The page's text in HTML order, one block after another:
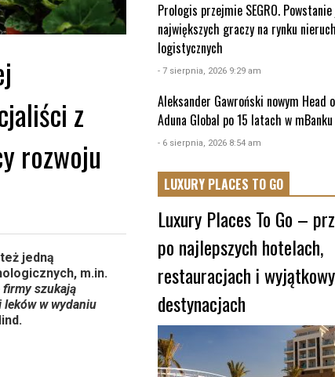
z
rozwoju
jedną
m.in.
firmy szukają
w wydaniu
Prologis przejmie SEGRO.
największych graczy na rynku
logistycznych
- 7 sierpnia, 2026 9:29 am
Aleksander Gawroński nowym Head
Aduna Global po 15 latach w mBanku
- 6 sierpnia, 2026 8:54 am
LUXURY PLACES TO GO
Luxury Places To Go –
po najlepszych hotelach,
restauracjach i
destynacjach